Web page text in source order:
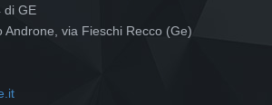
di GE
Androne, via Fieschi Recco (Ge)